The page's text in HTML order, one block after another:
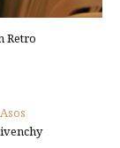
Retro